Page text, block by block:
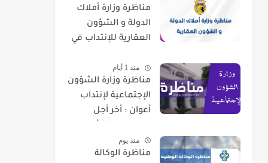
مناظرة وزارة أملاك
الدولة و الشؤون
العقارية للإنتداب في
منذ 1 أيام
مناظرة وزارة الشؤون
الإجتماعية لإنتداب
أعوان : أخر أجل
2026منذ يوم
مناظرة الوكالة